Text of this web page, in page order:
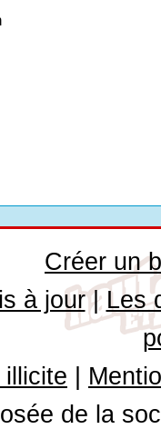
Créer un
à jour| Les
illicite
de la